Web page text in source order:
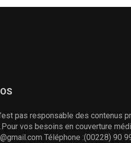
pas responsable des contenus
vos besoins en couverture
Téléphone :(00228) 90